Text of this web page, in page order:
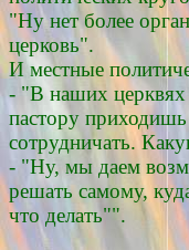
"Ну нет более
церковь".
И местные
- "В наших церквях
пастору
сотрудничать.
- "Ну, мы даем
решать самому,
что делать"".